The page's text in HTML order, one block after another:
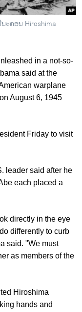
ະຄອນ Hiroshima
in a not-so-
said at the
warplane
August 6, 1945
Friday to visit
leader said after he
each placed a
directly in the eye
differently to curb
said. "We must
as members of the
Hiroshima
hands and